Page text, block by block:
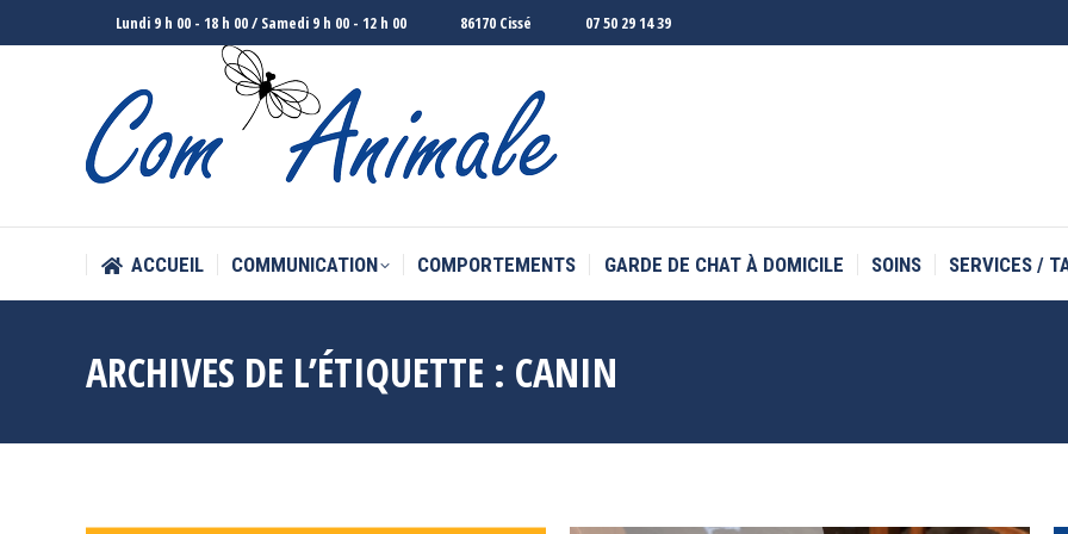
Lundi 9 h 00 - 18 h 00 / Samedi 9 h 00 - 12 h 00 86170 Cissé 07 50 29 14 39
ACCUEIL COMMUNICATION COMPORTEMENTS GARDE DE CHAT À DOMICILE SOINS SERVICES /
ARCHIVES DE L’ÉTIQUETTE : CANIN